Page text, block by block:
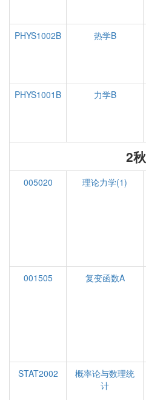
PHYS1002B
热学B
PHYS1001B
力学B
2秋
005020 理论力学(1)
001505
复变函数A
STAT2002
概率论与数理统
计